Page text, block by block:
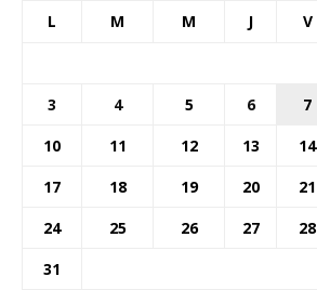
L M M J V
3
4 5 6 7
10
11 12 13 14
17
18 19 20 21
24
25 26 27 28
31